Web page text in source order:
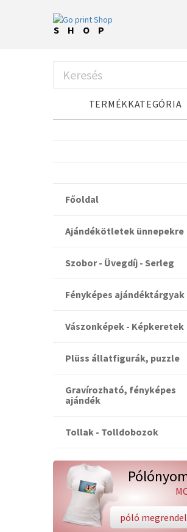
SHOP
TERMÉKKATEGÓRIA
Főoldal
Ajándékötletek ünnepekre
Szobor - Üvegdíj - Serleg
Fényképes ajándéktárgyak
Vászonképek - Képkeretek
Plüss állatfigurák, puzzle
Gravírozható, fényképes
ajándék
Tollak - Tolldobozok
póló